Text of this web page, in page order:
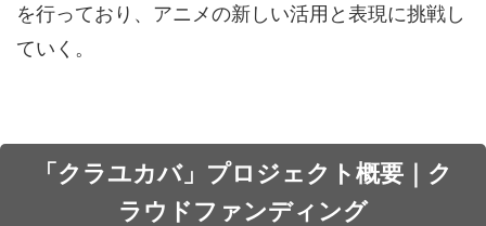
を行っており、アニメの新しい活用と表現に挑戦し
ていく。
「クラユカバ」プロジェクト概要｜ク
ラウドファンディング